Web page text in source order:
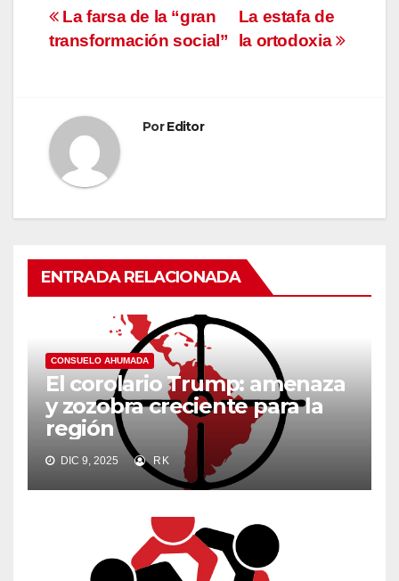
Navegación
de
La estafa de
la ortodoxia
La farsa de la “gran
transformación social”
PorEditor
ENTRADA RELACIONADA
CONSUELO AHUMADA
El corolario Trump: amenaza
y zozobra creciente para la
región
DIC 9, 2025 RK